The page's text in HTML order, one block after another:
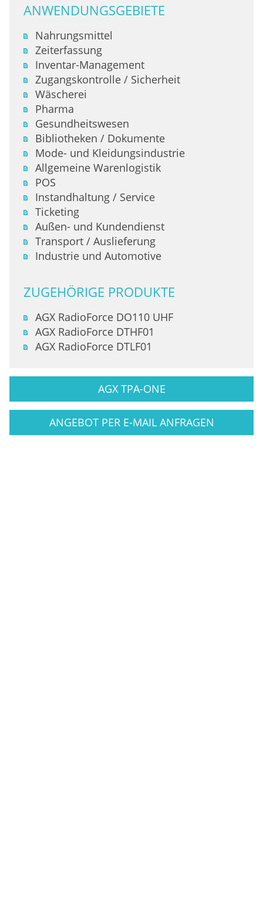
ANWENDUNGSGEBIETE
Nahrungsmittel
Zeiterfassung
Inventar-Management
Zugangskontrolle / Sicherheit
Wäscherei
Pharma
Gesundheitswesen
Bibliotheken / Dokumente
Mode- und Kleidungsindustrie
Allgemeine Warenlogistik
POS
Instandhaltung / Service
Ticketing
Außen- und Kundendienst
Transport / Auslieferung
Industrie und Automotive
ZUGEHÖRIGE PRODUKTE
AGX RadioForce DO110 UHF
AGX RadioForce DTHF01
AGX RadioForce DTLF01
AGX TPA-ONE
ANGEBOT PER E-MAIL ANFRAGEN